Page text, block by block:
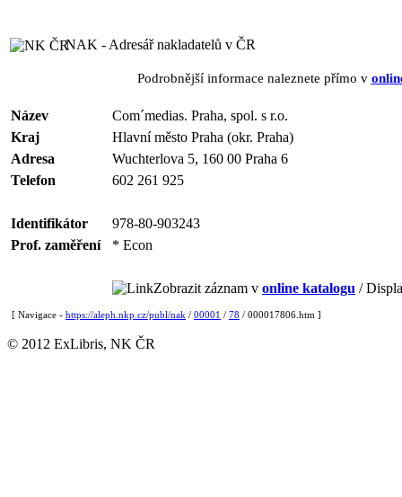
NAK - Adresář nakladatelů v ČR
Podrobnější informace naleznete přímo v
Název
Com´medias. Praha, spol. s r.o.
Kraj
Hlavní město Praha (okr. Praha)
Adresa
Wuchterlova 5, 160 00 Praha 6
Telefon
602 261 925
Identifikátor
978-80-903243
Prof. zaměření
* Econ
Zobrazit záznam v online katalogu /
[ Navigace - https://aleph.nkp.cz/publ/nak / 00001 / 78 / 000017806.htm ]
© 2012 ExLibris, NK ČR